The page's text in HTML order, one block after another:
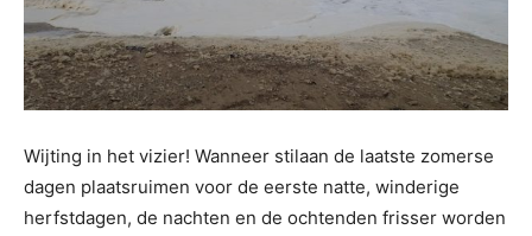
Wijting in het vizier! Wanneer stilaan de laatste zomerse
dagen plaatsruimen voor de eerste natte, winderige
herfstdagen, de nachten en de ochtenden frisser worden